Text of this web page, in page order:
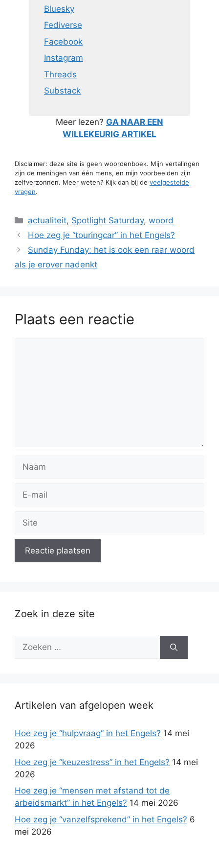
Bluesky
Fediverse
Facebook
Instagram
Threads
Substack
Meer lezen? GA NAAR EEN
WILLEKEURIG ARTIKEL
Disclaimer: deze site is geen woordenboek. Mijn vertalingen
zijn de meningen van één mens, en mijn voorbeelden zijn
zelfverzonnen. Meer weten? Kijk dan bij de veelgestelde
vragen.
Categorieën
actualiteit, Spotlight Saturday,woord
Hoe zeg je “touringcar” in het Engels?
Sunday Funday: het is ook een raar woord
als je erover nadenkt
Plaats een reactie
Naam
Site
Zoek in deze site
Zoek
Artikelen van afgelopen week
Hoe zeg je “hulpvraag” in het Engels? 14 mei
2026
Hoe zeg je “keuzestress” in het Engels? 14 mei
2026
Hoe zeg je “mensen met afstand tot de
arbeidsmarkt” in het Engels? 14 mei 2026
Hoe zeg je “vanzelfsprekend” in het Engels? 6
mei 2026